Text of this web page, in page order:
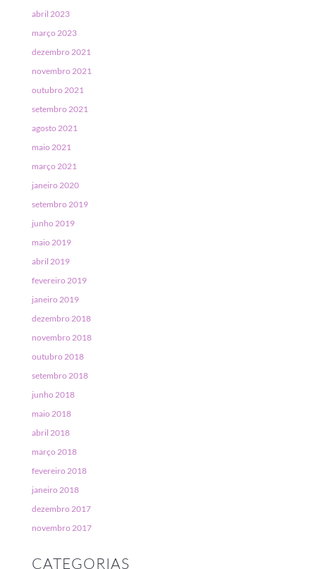
abril 2023
março 2023
dezembro 2021
novembro 2021
outubro 2021
setembro 2021
agosto 2021
maio 2021
março 2021
janeiro 2020
setembro 2019
junho 2019
maio 2019
abril 2019
fevereiro 2019
janeiro 2019
dezembro 2018
novembro 2018
outubro 2018
setembro 2018
junho 2018
maio 2018
abril 2018
março 2018
fevereiro 2018
janeiro 2018
dezembro 2017
novembro 2017
CATEGORIAS